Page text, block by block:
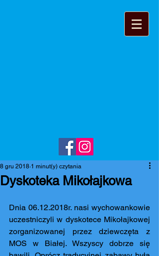
Dyskoteka Mikołajkowa
8 gru 2018 1 minut(y) czytania
Dnia 06.12.2018r. nasi wychowankowie
uczestniczyli w dyskotece Mikołajkowej
zorganizowanej przez dziewczęta z
MOS w Białej. Wszyscy dobrze się